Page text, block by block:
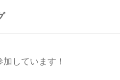
しています！